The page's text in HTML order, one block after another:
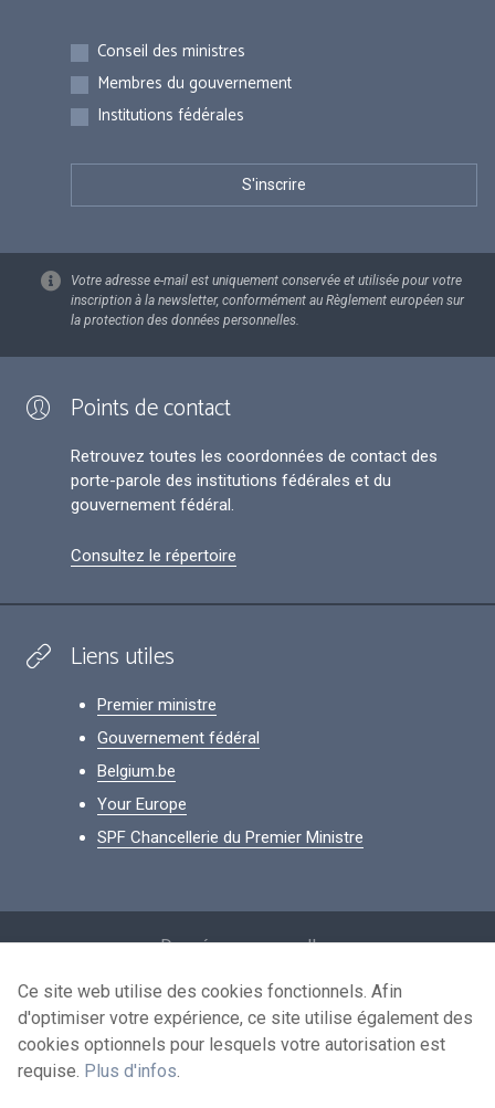
Inscriptions
Conseil des ministres
Membres du gouvernement
Institutions fédérales
Votre adresse e-mail est uniquement conservée et utilisée pour votre
inscription à la newsletter, conformément au Règlement européen sur
la protection des données personnelles.
Points de contact
Retrouvez toutes les coordonnées de contact des
porte-parole des institutions fédérales et du
gouvernement fédéral.
Consultez le répertoire
Liens utiles
Premier ministre
Gouvernement fédéral
Belgium.be
Your Europe
SPF Chancellerie du Premier Ministre
Données personnelles
Conditions de réutilisation
Contactez-nous
Ce site web utilise des cookies fonctionnels. Afin
d'optimiser votre expérience, ce site utilise également des
cookies optionnels pour lesquels votre autorisation est
requise. Plus d'infos.